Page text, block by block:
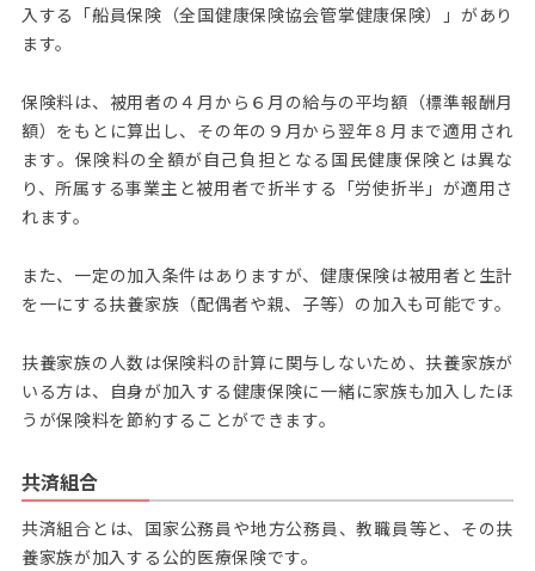
入する「船員保険（全国健康保険協会管掌健康保険）」があり
ます。
保険料は、被用者の４月から６月の給与の平均額（標準報酬月
額）をもとに算出し、その年の９月から翌年８月まで適用され
ます。保険料の全額が自己負担となる国民健康保険とは異な
り、所属する事業主と被用者で折半する「労使折半」が適用さ
れます。
また、一定の加入条件はありますが、健康保険は被用者と生計
を一にする扶養家族（配偶者や親、子等）の加入も可能です。
扶養家族の人数は保険料の計算に関与しないため、扶養家族が
いる方は、自身が加入する健康保険に一緒に家族も加入したほ
うが保険料を節約することができます。
共済組合
共済組合とは、国家公務員や地方公務員、教職員等と、その扶
養家族が加入する公的医療保険です。